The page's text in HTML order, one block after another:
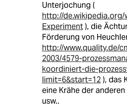
Unterjochung (
http://
Experiment), die
Förderung von
http://www.quality.de/
2003/4579-
koordiniert-die-
limit=6&start=12 ), das
eine Krähe der
usw..